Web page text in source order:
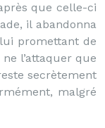
que celle-ci
il abandonna
promettant de
l’attaquer que
secrètement
malgré